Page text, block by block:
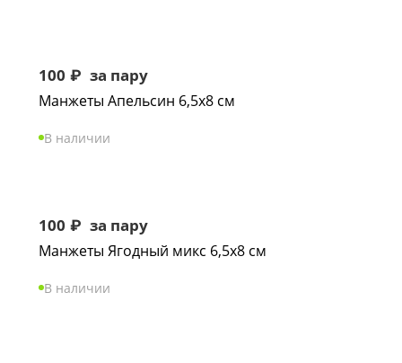
100 ₽ за пару
Манжеты Апельсин 6,5х8 см
В наличии
100 ₽ за пару
Манжеты Ягодный микс 6,5х8 см
В наличии